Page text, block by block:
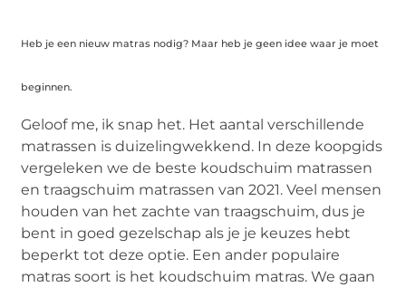
Heb je een nieuw matras nodig? Maar heb je geen idee waar je moet
beginnen.
Geloof me, ik snap het. Het aantal verschillende
matrassen is duizelingwekkend. In deze koopgids
vergeleken we de beste koudschuim matrassen
en traagschuim matrassen van 2021. Veel mensen
houden van het zachte van traagschuim, dus je
bent in goed gezelschap als je je keuzes hebt
beperkt tot deze optie. Een ander populaire
matras soort is het koudschuim matras. We gaan